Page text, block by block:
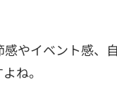
やイベント感、
ね。